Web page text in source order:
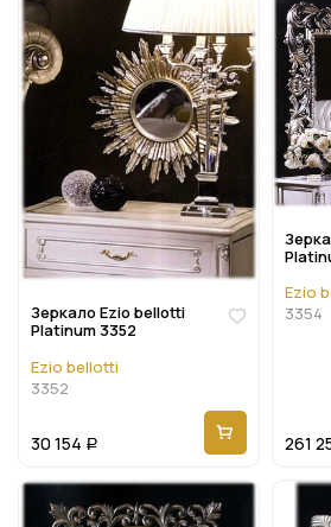
Зеркало Ezio bellotti
Platinum 3352
Ezio bellotti
3352
30 154 Р
Ezio
3354
261